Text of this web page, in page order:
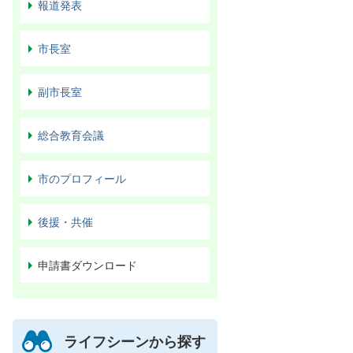
報道発表
市長室
副市長室
総合教育会議
市のプロフィール
後援・共催
申請書ダウンロード
ライフシーンから探す